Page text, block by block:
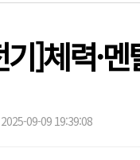
]체력·
09-09 19:39:08